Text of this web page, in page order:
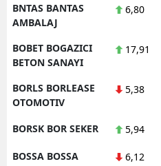
BNTAS BANTAS
AMBALAJ
6,80
BOBET BOGAZICI
BETON SANAYI
17,91
BORLS BORLEASE
OTOMOTIV
5,38
BORSK BOR SEKER 5,94
BOSSA BOSSA 6,12